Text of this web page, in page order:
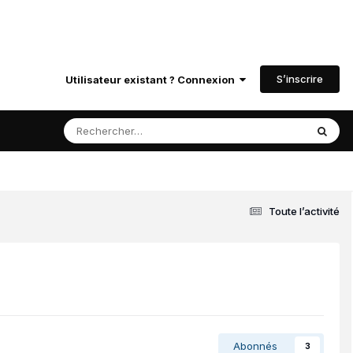
Utilisateur existant ? Connexion S’inscrire
Toute l’activité
Abonnés 3